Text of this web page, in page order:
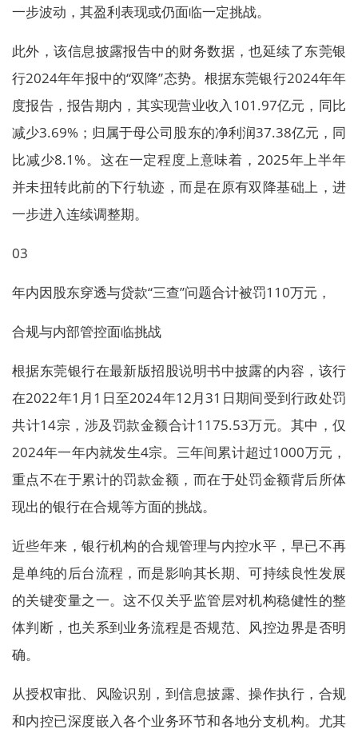
一步波动，其盈利表现或仍面临一定挑战。
此外，该信息披露报告中的财务数据，也延续了东莞银
行2024年年报中的“双降”态势。根据东莞银行2024年年
度报告，报告期内，其实现营业收入101.97亿元，同比
减少3.69%；归属于母公司股东的净利润37.38亿元，同
比减少8.1%。这在一定程度上意味着，2025年上半年
并未扭转此前的下行轨迹，而是在原有双降基础上，进
一步进入连续调整期。
03
年内因股东穿透与贷款“三查”问题合计被罚110万元，
合规与内部管控面临挑战
根据东莞银行在最新版招股说明书中披露的内容，该行
在2022年1月1日至2024年12月31日期间受到行政处罚
共计14宗，涉及罚款金额合计1175.53万元。其中，仅
2024年一年内就发生4宗。三年间累计超过1000万元，
重点不在于累计的罚款金额，而在于处罚金额背后所体
现出的银行在合规等方面的挑战。
近些年来，银行机构的合规管理与内控水平，早已不再
是单纯的后台流程，而是影响其长期、可持续良性发展
的关键变量之一。这不仅关乎监管层对机构稳健性的整
体判断，也关系到业务流程是否规范、风控边界是否明
确。
从授权审批、风险识别，到信息披露、操作执行，合规
和内控已深度嵌入各个业务环节和各地分支机构。尤其